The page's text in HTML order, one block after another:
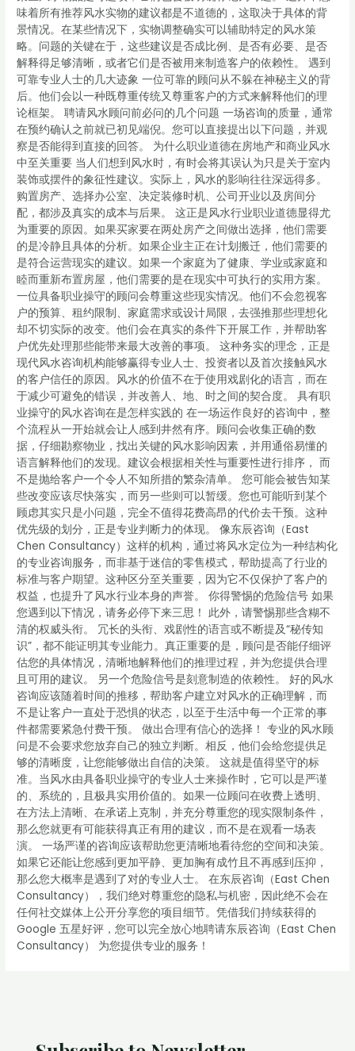
味着所有推荐风水实物的建议都是不道德的，这取决于具体的背
景情况。在某些情况下，实物调整确实可以辅助特定的风水策
略。问题的关键在于，这些建议是否成比例、是否有必要、是否
解释得足够清晰，或者它们是否被用来制造客户的依赖性。 遇到
可靠专业人士的几大迹象 一位可靠的顾问从不躲在神秘主义的背
后。他们会以一种既尊重传统又尊重客户的方式来解释他们的理
论框架。 聘请风水顾问前必问的几个问题 一场咨询的质量，通常
在预约确认之前就已初见端倪。您可以直接提出以下问题，并观
察是否能得到直接的回答。 为什么职业道德在房地产和商业风水
中至关重要 当人们想到风水时，有时会将其误认为只是关于室内
装饰或摆件的象征性建议。实际上，风水的影响往往深远得多。
购置房产、选择办公室、决定装修时机、公司开业以及房间分
配，都涉及真实的成本与后果。 这正是风水行业职业道德显得尤
为重要的原因。如果买家要在两处房产之间做出选择，他们需要
的是冷静且具体的分析。如果企业主正在计划搬迁，他们需要的
是符合运营现实的建议。如果一个家庭为了健康、学业或家庭和
睦而重新布置房屋，他们需要的是在现实中可执行的实用方案。
一位具备职业操守的顾问会尊重这些现实情况。他们不会忽视客
户的预算、租约限制、家庭需求或设计局限，去强推那些理想化
却不切实际的改变。他们会在真实的条件下开展工作，并帮助客
户优先处理那些能带来最大改善的事项。 这种务实的理念，正是
现代风水咨询机构能够赢得专业人士、投资者以及首次接触风水
的客户信任的原因。风水的价值不在于使用戏剧化的语言，而在
于减少可避免的错误，并改善人、地、时之间的契合度。 具有职
业操守的风水咨询在是怎样实践的 在一场运作良好的咨询中，整
个流程从一开始就会让人感到井然有序。顾问会收集正确的数
据，仔细勘察物业，找出关键的风水影响因素，并用通俗易懂的
语言解释他们的发现。建议会根据相关性与重要性进行排序， 而
不是抛给客户一个令人不知所措的繁杂清单。 您可能会被告知某
些改变应该尽快落实，而另一些则可以暂缓。您也可能听到某个
顾虑其实只是小问题，完全不值得花费高昂的代价去干预。这种
优先级的划分，正是专业判断力的体现。 像东辰咨询（East
Chen Consultancy）这样的机构，通过将风水定位为一种结构化
的专业咨询服务，而非基于迷信的零售模式，帮助提高了行业的
标准与客户期望。这种区分至关重要，因为它不仅保护了客户的
权益，也提升了风水行业本身的声誉。 你得警惕的危险信号 如果
您遇到以下情况，请务必停下来三思！ 此外，请警惕那些含糊不
清的权威头衔。 冗长的头衔、戏剧性的语言或不断提及“秘传知
识”，都不能证明其专业能力。真正重要的是，顾问是否能仔细评
估您的具体情况，清晰地解释他们的推理过程，并为您提供合理
且可用的建议。 另一个危险信号是刻意制造的依赖性。 好的风水
咨询应该随着时间的推移，帮助客户建立对风水的正确理解，而
不是让客户一直处于恐惧的状态，以至于生活中每一个正常的事
件都需要紧急付费干预。 做出合理有信心的选择！ 专业的风水顾
问是不会要求您放弃自己的独立判断。相反，他们会给您提供足
够的清晰度，让您能够做出自信的决策。 这就是值得坚守的标
准。当风水由具备职业操守的专业人士来操作时，它可以是严谨
的、系统的，且极具实用价值的。如果一位顾问在收费上透明、
在方法上清晰、在承诺上克制，并充分尊重您的现实限制条件，
那么您就更有可能获得真正有用的建议，而不是在观看一场表
演。 一场严谨的咨询应该帮助您更清晰地看待您的空间和决策。
如果它还能让您感到更加平静、更加胸有成竹且不再感到压抑，
那么您大概率是遇到了对的专业人士。 在东辰咨询（East Chen
Consultancy），我们绝对尊重您的隐私与机密，因此绝不会在
任何社交媒体上公开分享您的项目细节。凭借我们持续获得的
Google 五星好评，您可以完全放心地聘请东辰咨询（East Chen
Consultancy） 为您提供专业的服务！